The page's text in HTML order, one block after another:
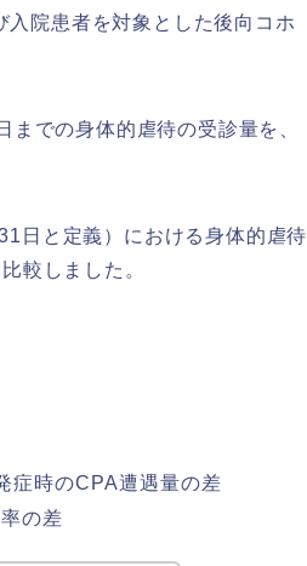
院患者を対象とした後向コホ
での身体的虐待の受診量を、
日と定義）における身体的虐待
較しました。
症時のCPA遭遇量の差
の差